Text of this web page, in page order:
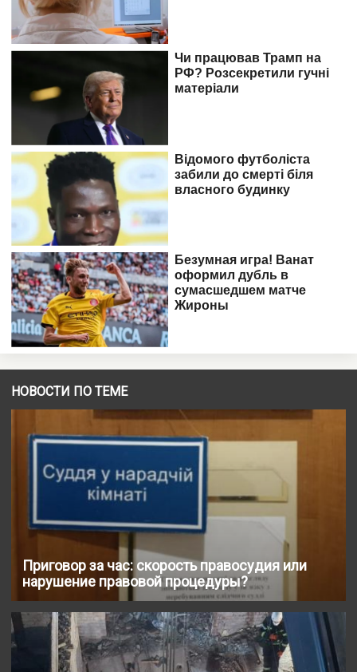
НОВОСТИ ПО ТЕМЕ
Приговор за час: скорость правосудия или
нарушение правовой процедуры?